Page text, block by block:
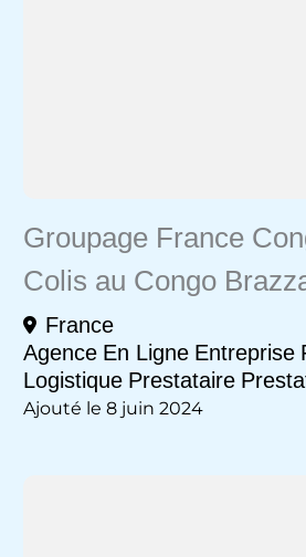
Groupage France
Colis au Congo
France
Agence En Ligne Entreprise
Logistique Prestataire
Ajouté le 8 juin 2024